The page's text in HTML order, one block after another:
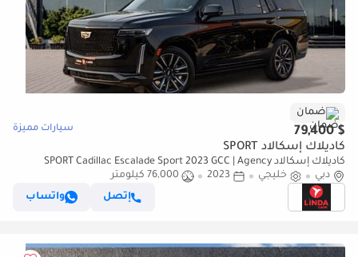
ضمان
$ 79,400 سيارات مميزة
كاديلاك إسكالاد SPORT
كاديلاك إسكالاد SPORT Cadillac Escalade Sport 2023 GCC | Agency
Warranty | Service Contract
دبي خليجي 2023
76,000 كيلومتر
إتصل
واتساب